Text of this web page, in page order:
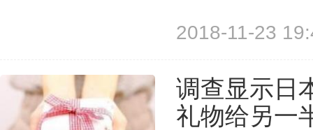
2018-11-23
调查显示日
礼物给另一